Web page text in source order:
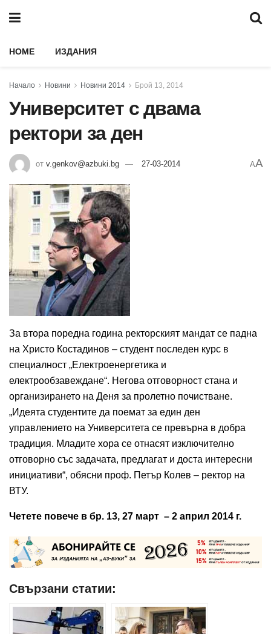
HOME ИЗДАНИЯ
Начало Новини Новини 2014 Брой 13, 2014
Университет с двама
ректори за ден
от v.genkov@azbuki.bg 27-03-2014 AA
За втора поредна година ректорският мандат се падна
на Христо Костадинов – студент последен курс в
специалност „Електроенергетика и
електрообзавеждане“. Негова отговорност стана и
организирането на Деня за пролетно почистване.
„Идеята студентите да поемат за един ден
управлението на Университета се превърна в добра
традиция. Младите хора се отнасят изключително
отговорно със задачата, предлагат и доста интересни
инициативи“, обясни проф. Петър Колев – ректор на
ВТУ.
Четете повече в бр. 13, 27 март – 2 април 2014 г.
Свързани статии: